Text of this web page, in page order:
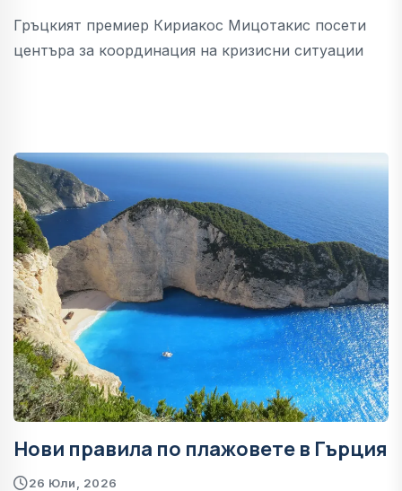
Гръцкият премиер Кириакос Мицотакис посети
центъра за координация на кризисни ситуации
Нови правила по плажовете в Гърция
26 Юли, 2026